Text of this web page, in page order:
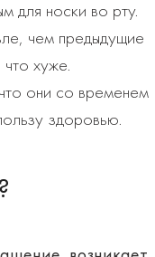
для носки во рту.
чем предыдущие
хуже.
они со временем
здоровью.